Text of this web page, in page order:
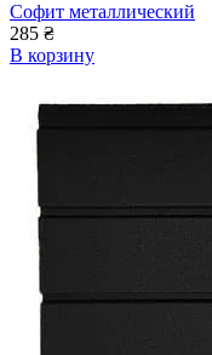
Софит металлический
285 ₴
В корзину